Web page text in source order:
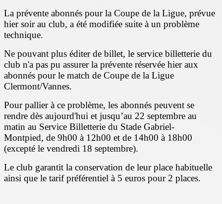
La prévente abonnés pour la Coupe de la Ligue, prévue
hier soir au club, a été modifiée suite à un problème
technique.
Ne pouvant plus éditer de billet, le service billetterie du
club n'a pas pu assurer la prévente réservée hier aux
abonnés pour le match de Coupe de la Ligue
Clermont/Vannes.
Pour pallier à ce problème, les abonnés peuvent se
rendre dès aujourd'hui et jusqu’au 22 septembre au
matin au Service Billetterie du Stade Gabriel-
Montpied, de 9h00 à 12h00 et de 14h00 à 18h00
(excepté le vendredi 18 septembre).
Le club garantit la conservation de leur place habituelle
ainsi que le tarif préférentiel à 5 euros pour 2 places.